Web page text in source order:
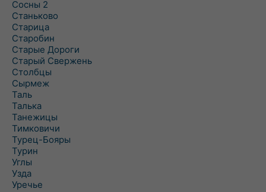
Сосны 2
Станьково
Старица
Старобин
Старые Дороги
Старый Свержень
Столбцы
Сырмеж
Таль
Талька
Танежицы
Тимковичи
Турец-Бояры
Турин
Углы
Узда
Уречье